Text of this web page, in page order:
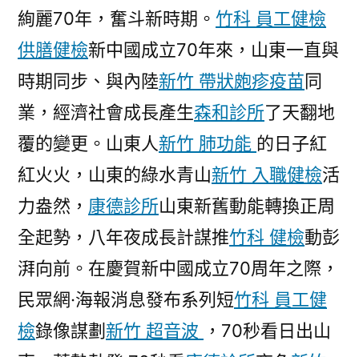
和
所
疫
苗
東〉
絢麗70年，奮斗新時期。 竹科 員工健檢
供膳健檢新中國成立70年來，山東一直與
時期同步、與內陸新竹 帶狀皰疹疫苗同
業，經濟社會成長產生森和診所了天翻地
覆的變更。山東人新竹 肺功能 的日子紅
紅火火，山東的綠水青山新竹 入職健檢活
力盎然， 康德診所山東新舊動能轉換正周
全起勢，八年夜成長計謀推竹科 健檢動彭
湃向前。在慶賀新中國成立70周年之際，
民眾網·海報消息發布系列短竹科 員工健
檢錄像謀劃 新竹 超音波 ，70秒看日出山